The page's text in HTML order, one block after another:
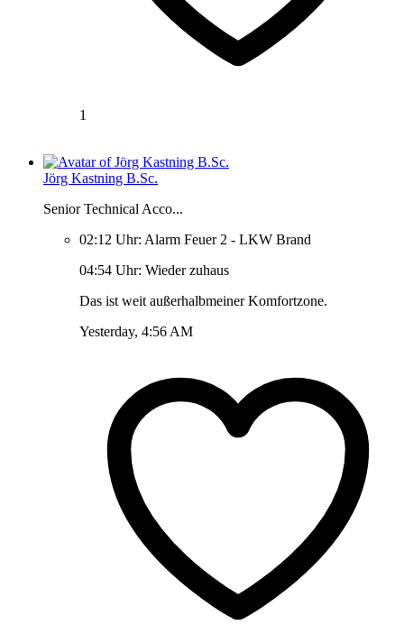
1
Jörg Kastning B.Sc.
Senior Technical Acco...
02:12 Uhr: Alarm Feuer 2 - LKW Brand
04:54 Uhr: Wieder zuhaus
Das ist weit außerhalbmeiner Komfortzone.
Yesterday, 4:56 AM